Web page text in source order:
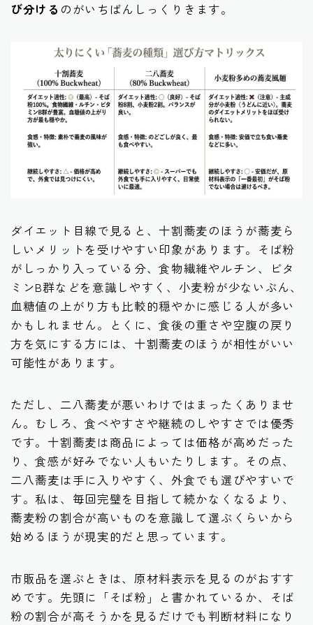
び分ける のがいちばんしっくりきます。
ダイエット目線で見ると、十割蕎麦のほうが蕎麦ら
しいメリットを受けやすい印象があります。そば粉
がしっかり入っている分、食物繊維やルチン、ビタ
ミンB群などを意識しやすく、小麦粉が少ないぶん、
血糖値の上がり方も比較的穏やかに感じる人が多い
かもしれません。とくに、食後の重さや空腹の戻り
方を気にする方には、十割蕎麦のほうが相性がいい
可能性があります。
ただし、二八蕎麦が悪いわけではまったくありませ
ん。むしろ、食べやすさや継続のしやすさでは優秀
です。十割蕎麦は商品によっては価格が高めだった
り、食感が好みでない人もいたりします。その点、
二八蕎麦は手に入りやすく、外食でも選びやすいで
す。私は、毎回完璧を目指して続かなくなるより、
蕎麦粉の割合が高いものを意識して選ぶくらいから
始めるほうが現実的だと思っています。
市販品を選ぶときは、原材料表示を見るのがおすす
めです。先頭に「そば粉」と書かれているか、そば
粉の割合が高そうかを見るだけでも判断材料になり